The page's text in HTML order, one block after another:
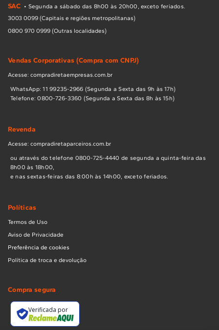
SAC • Segunda a sábado das 8h00 às 20h00, exceto feriados.
3003 0099 (Capitais e regiões metropolitanas)
0800 970 0999 (Outras localidades)
Vendas Corporativas (Compra com CNPJ)
Acesse: compradiretaempresas.com.br
WhatsApp: 11 99235-2966 (Segunda a Sexta das 9h às 17h)
Telefone: 0800-726-3360 (Segunda a Sexta das 8h às 15h)
Revenda
Acesse: compradiretaparceiros.com.br
ou através do telefone 0800-725-4440 de segunda a quinta-feira das
8h00 às 18h00,
e nas sextas-feiras das 8:00h às 14h00, exceto feriados.
Políticas
Termos de Uso
Aviso de Privacidade
Preferência de cookies
Política de troca e devolução
Compra segura
Verificada por